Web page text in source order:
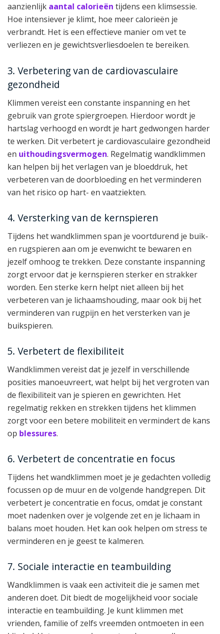
aanzienlijk aantal calorieën tijdens een klimsessie.
Hoe intensiever je klimt, hoe meer calorieën je
verbrandt. Het is een effectieve manier om vet te
verliezen en je gewichtsverliesdoelen te bereiken.
3. Verbetering van de cardiovasculaire
gezondheid
Klimmen vereist een constante inspanning en het
gebruik van grote spiergroepen. Hierdoor wordt je
hartslag verhoogd en wordt je hart gedwongen harder
te werken. Dit verbetert je cardiovasculaire gezondheid
en uithoudingsvermogen. Regelmatig wandklimmen
kan helpen bij het verlagen van je bloeddruk, het
verbeteren van de doorbloeding en het verminderen
van het risico op hart- en vaatziekten.
4. Versterking van de kernspieren
Tijdens het wandklimmen span je voortdurend je buik-
en rugspieren aan om je evenwicht te bewaren en
jezelf omhoog te trekken. Deze constante inspanning
zorgt ervoor dat je kernspieren sterker en strakker
worden. Een sterke kern helpt niet alleen bij het
verbeteren van je lichaamshouding, maar ook bij het
verminderen van rugpijn en het versterken van je
buikspieren.
5. Verbetert de flexibiliteit
Wandklimmen vereist dat je jezelf in verschillende
posities manoeuvreert, wat helpt bij het vergroten van
de flexibiliteit van je spieren en gewrichten. Het
regelmatig rekken en strekken tijdens het klimmen
zorgt voor een betere mobiliteit en vermindert de kans
op blessures.
6. Verbetert de concentratie en focus
Tijdens het wandklimmen moet je je gedachten volledig
focussen op de muur en de volgende handgrepen. Dit
verbetert je concentratie en focus, omdat je constant
moet nadenken over je volgende zet en je lichaam in
balans moet houden. Het kan ook helpen om stress te
verminderen en je geest te kalmeren.
7. Sociale interactie en teambuilding
Wandklimmen is vaak een activiteit die je samen met
anderen doet. Dit biedt de mogelijkheid voor sociale
interactie en teambuilding. Je kunt klimmen met
vrienden, familie of zelfs vreemden ontmoeten in een